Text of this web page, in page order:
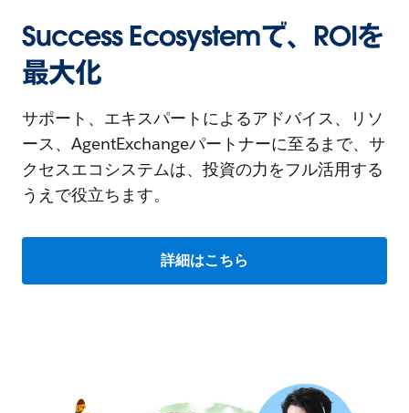
Success Ecosystemで、ROIを
最大化
サポート、エキスパートによるアドバイス、リソ
ース、AgentExchangeパートナーに至るまで、サ
クセスエコシステムは、投資の力をフル活用する
うえで役立ちます。
詳細はこちら